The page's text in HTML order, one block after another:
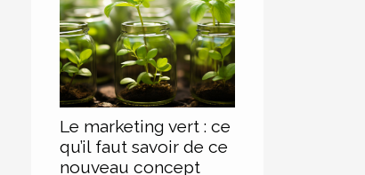
Le marketing vert : ce
qu’il faut savoir de ce
nouveau concept